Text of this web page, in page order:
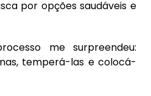
por opções saudáveis e
me surpreendeu:
temperá-las e colocá-